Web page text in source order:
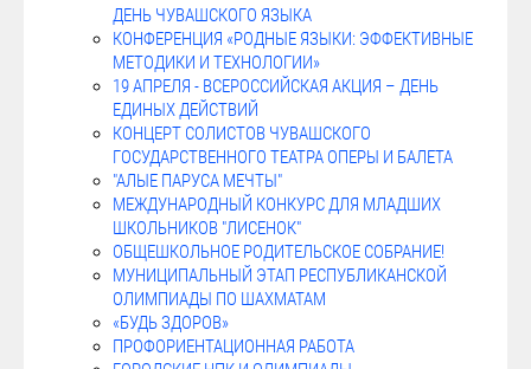
ДЕНЬ ЧУВАШСКОГО ЯЗЫКА
КОНФЕРЕНЦИЯ «РОДНЫЕ ЯЗЫКИ: ЭФФЕКТИВНЫЕ
МЕТОДИКИ И ТЕХНОЛОГИИ»
19 АПРЕЛЯ - ВСЕРОССИЙСКАЯ АКЦИЯ – ДЕНЬ
ЕДИНЫХ ДЕЙСТВИЙ
КОНЦЕРТ СОЛИСТОВ ЧУВАШСКОГО
ГОСУДАРСТВЕННОГО ТЕАТРА ОПЕРЫ И БАЛЕТА
"АЛЫЕ ПАРУСА МЕЧТЫ"
МЕЖДУНАРОДНЫЙ КОНКУРС ДЛЯ МЛАДШИХ
ШКОЛЬНИКОВ "ЛИСЕНОК"
ОБЩЕШКОЛЬНОЕ РОДИТЕЛЬСКОЕ СОБРАНИЕ!
МУНИЦИПАЛЬНЫЙ ЭТАП РЕСПУБЛИКАНСКОЙ
ОЛИМПИАДЫ ПО ШАХМАТАМ
«БУДЬ ЗДОРОВ»
ПРОФОРИЕНТАЦИОННАЯ РАБОТА